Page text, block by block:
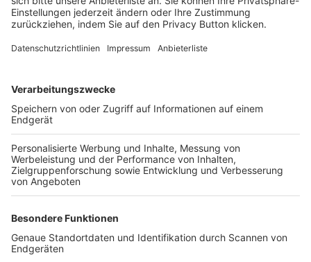
FOLGE DEM BFV
TOP-VEREINE
TOP-PARTNER